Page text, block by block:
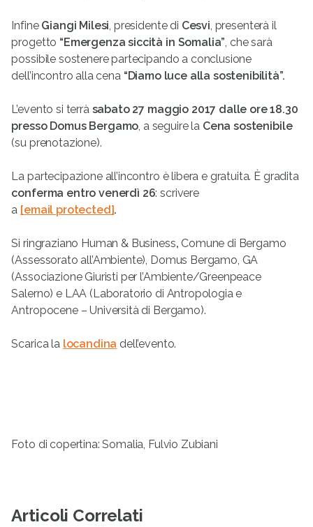
Infine Giangi Milesi, presidente di Cesvi, presenterà il
progetto “Emergenza siccità in Somalia”, che sarà
possibile sostenere partecipando a conclusione
dell’incontro alla cena “Diamo luce alla sostenibilità”.
L’evento si terrà sabato 27 maggio 2017 dalle ore 18.30
presso Domus Bergamo, a seguire la Cena sostenibile
(su prenotazione).
La partecipazione all’incontro è libera e gratuita. È gradita
conferma entro venerdì 26: scrivere
a [email protected].
Si ringraziano Human & Business, Comune di Bergamo
(Assessorato all’Ambiente), Domus Bergamo, GA
(Associazione Giuristi per l’Ambiente/Greenpeace
Salerno) e LAA (Laboratorio di Antropologia e
Antropocene – Università di Bergamo).
Scarica la locandina dell’evento.
Foto di copertina: Somalia, Fulvio Zubiani
Articoli Correlati